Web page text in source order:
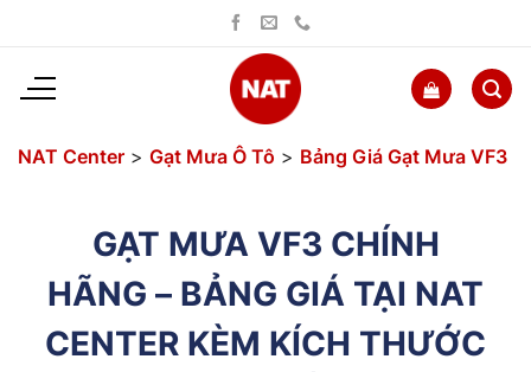
dung
NAT Center > Gạt Mưa Ô Tô > Bảng Giá Gạt Mưa VF3
GẠT MƯA VF3 CHÍNH
HÃNG – BẢNG GIÁ TẠI NAT
CENTER KÈM KÍCH THƯỚC